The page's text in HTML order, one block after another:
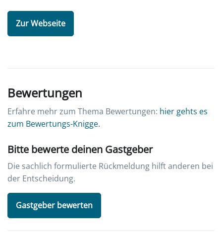
Zur Webseite
Bewertungen
Erfahre mehr zum Thema Bewertungen: hier gehts es
zum Bewertungs-Knigge.
Bitte bewerte deinen Gastgeber
Die sachlich formulierte Rückmeldung hilft anderen bei
der Entscheidung.
Gastgeber bewerten